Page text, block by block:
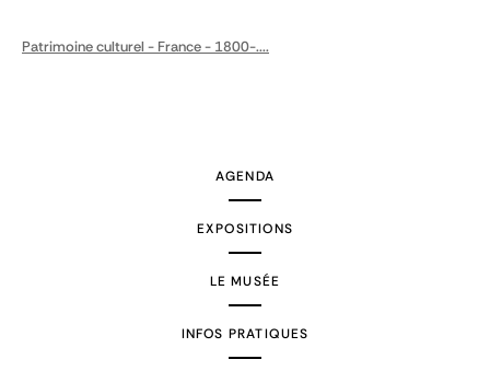
Patrimoine culturel - France - 1800-....
AGENDA
EXPOSITIONS
LE MUSÉE
INFOS PRATIQUES